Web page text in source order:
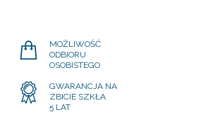
MOŻLIWOŚĆ
ODBIORU
OSOBISTEGO
GWARANCJA NA
ZBICIE SZKŁA
5 LAT